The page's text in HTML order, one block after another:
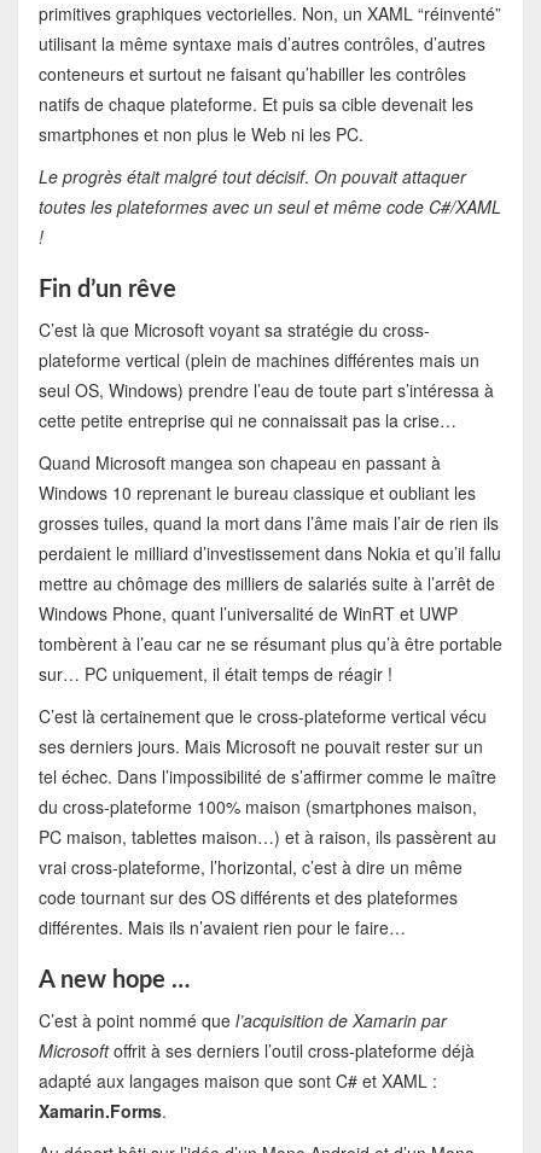
primitives graphiques vectorielles. Non, un XAML “réinventé”
utilisant la même syntaxe mais d’autres contrôles, d’autres
conteneurs et surtout ne faisant qu’habiller les contrôles
natifs de chaque plateforme. Et puis sa cible devenait les
smartphones et non plus le Web ni les PC.
Le progrès était malgré tout décisif. On pouvait attaquer
toutes les plateformes avec un seul et même code C#/XAML
!
Fin d’un rêve
C’est là que Microsoft voyant sa stratégie du cross-
plateforme vertical (plein de machines différentes mais un
seul OS, Windows) prendre l’eau de toute part s’intéressa à
cette petite entreprise qui ne connaissait pas la crise…
Quand Microsoft mangea son chapeau en passant à
Windows 10 reprenant le bureau classique et oubliant les
grosses tuiles, quand la mort dans l’âme mais l’air de rien ils
perdaient le milliard d’investissement dans Nokia et qu’il fallu
mettre au chômage des milliers de salariés suite à l’arrêt de
Windows Phone, quant l’universalité de WinRT et UWP
tombèrent à l’eau car ne se résumant plus qu’à être portable
sur… PC uniquement, il était temps de réagir !
C’est là certainement que le cross-plateforme vertical vécu
ses derniers jours. Mais Microsoft ne pouvait rester sur un
tel échec. Dans l’impossibilité de s’affirmer comme le maître
du cross-plateforme 100% maison (smartphones maison,
PC maison, tablettes maison…) et à raison, ils passèrent au
vrai cross-plateforme, l’horizontal, c’est à dire un même
code tournant sur des OS différents et des plateformes
différentes. Mais ils n’avaient rien pour le faire…
A new hope …
C’est à point nommé que l’acquisition de Xamarin par
Microsoftoffrit à ses derniers l’outil cross-plateforme déjà
adapté aux langages maison que sont C# et XAML :
Xamarin.Forms.